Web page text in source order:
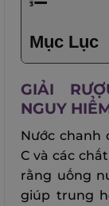
Mục Lục
GIẢI
NGUY
Nước chanh
C và các
rằng uống
giúp trung